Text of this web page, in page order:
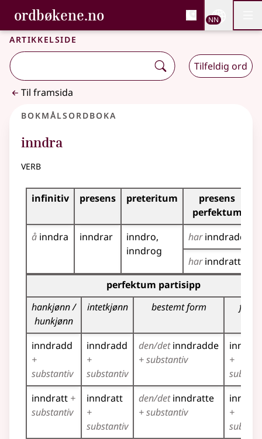
Gå til hovudinnhald
Tilgjenge
ordbøkene.no, Bokmålsordboka og
Bokmålsordboka og Nynorskordboka
NN
Artikkelside
Tilfeldig ord
Til framsida
Bokmålsordboka
inndra
verb
Bøyingstabell for dette verbet
infinitiv presens preteritum
presens
perfektum
å inndra inndrar
inndro
inndrog
harinndradd
harinndratt
Bøyingstabell for dette verbet (partisippformer)
perfektum partisipp
hankjønn /
hunkjønn
intetkjønn bestemt form
inndradd
+
substantiv
inndradd
+
substantiv
den/detinndradde
+ substantiv
+
inndratt +
substantiv
inndratt
+
substantiv
den/detinndratte
+ substantiv
+